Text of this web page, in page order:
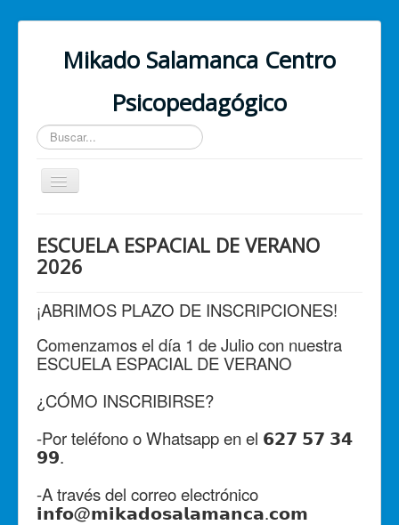
Mikado Salamanca Centro
Psicopedagógico
Buscar...
Cambiar
navegación
¿Quiénes somos?
PSICOLOGÍA ONLINE
Contacto
ESCUELA ESPACIAL DE VERANO
2026
¡ABRIMOS PLAZO DE INSCRIPCIONES!
Comenzamos el día 1 de Julio con nuestra
ESCUELA ESPACIAL DE VERANO
¿CÓMO INSCRIBIRSE?
-Por teléfono o Whatsapp en el 𝟲𝟮𝟳 𝟱𝟳 𝟯𝟰
𝟵𝟵.
-A través del correo electrónico
𝗶𝗻𝗳𝗼@𝗺𝗶𝗸𝗮𝗱𝗼𝘀𝗮𝗹𝗮𝗺𝗮𝗻𝗰𝗮.𝗰𝗼𝗺